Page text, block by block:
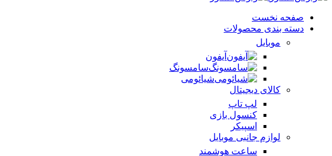
صفحه نخست
دسته بندی محصولات
موبایل
آیفون
سامسونگ
شیائومی
کالای دیجیتال
لپ تاپ
کنسول بازی
اسپیکر
لوازم جانبی موبایل
ساعت هوشمند